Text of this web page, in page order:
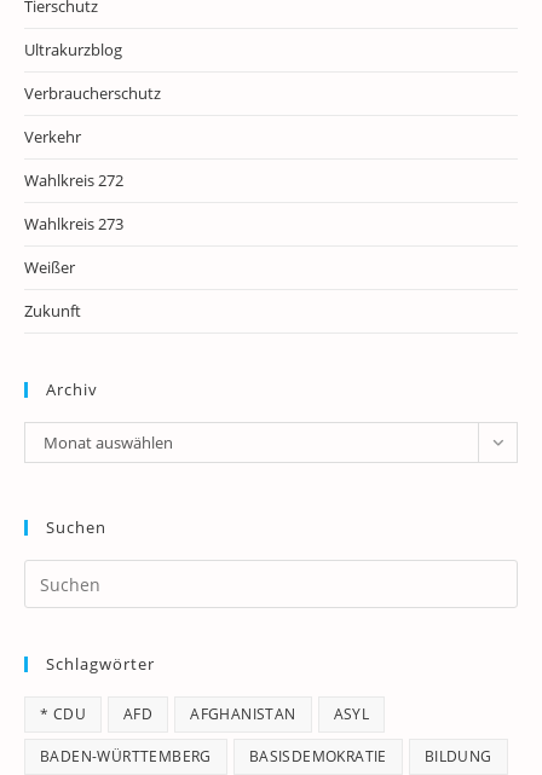
Tierschutz
Ultrakurzblog
Verbraucherschutz
Verkehr
Wahlkreis 272
Wahlkreis 273
Weißer
Zukunft
Archiv
Archiv
Monat auswählen
Suchen
Schlagwörter
* CDU AFD AFGHANISTAN ASYL
BADEN-WÜRTTEMBERG BASISDEMOKRATIE BILDUNG